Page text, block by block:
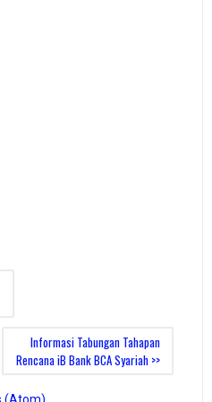
Informasi Tabungan Tahapan
Rencana iB Bank BCA Syariah >>
(Atom)